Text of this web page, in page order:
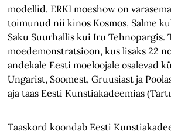
modellid. ERKI moeshow on
toimunud nii kinos Kosmos, Salme
Saku Suurhallis kui Iru Tehnopargis.
moedemonstratsioon, kus lisaks 22
andekale Eesti moeloojale osalevad
Ungarist, Soomest, Gruusiast ja
aja taas Eesti Kunstiakadeemias
Taaskord koondab Eesti